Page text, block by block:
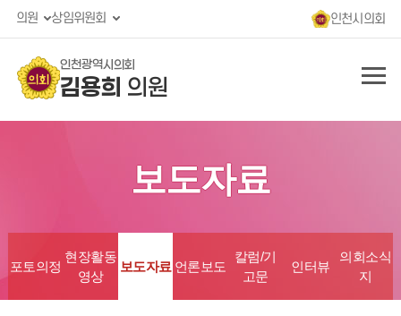
의원 상임위원회 인천시의회
인천광역시의회
김용희 의원
보도자료
포토의정
현장활동
영상
보도자료 언론보도
칼럼/기
고문
인터뷰
의회소식
지